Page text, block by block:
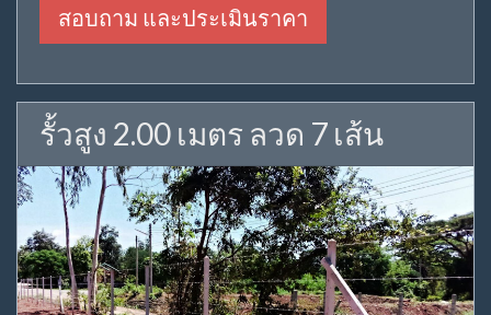
สอบถาม และประเมินราคา
รั้วสูง 2.00 เมตร ลวด 7 เส้น